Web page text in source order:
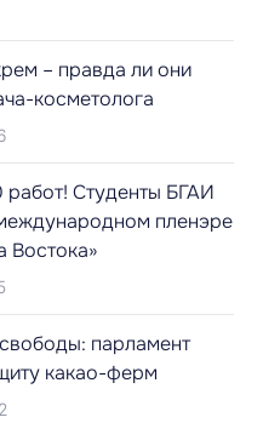
– правда ли они
косметолога
Студенты БГАИ
пленэре
Востока»
парламент
какао-ферм